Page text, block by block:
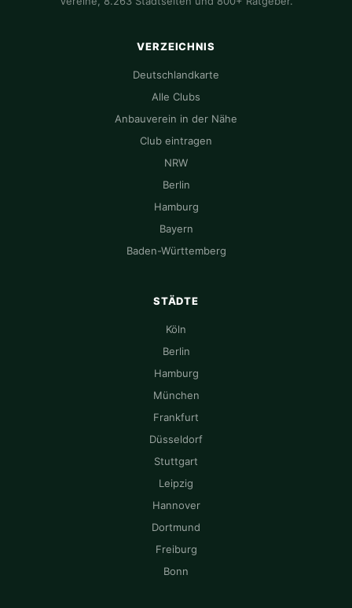
VERZEICHNIS
Deutschlandkarte
Alle Clubs
Anbauverein in der Nähe
Club eintragen
NRW
Berlin
Hamburg
Bayern
Baden-Württemberg
STÄDTE
Köln
Berlin
Hamburg
München
Frankfurt
Düsseldorf
Stuttgart
Leipzig
Hannover
Dortmund
Freiburg
Bonn